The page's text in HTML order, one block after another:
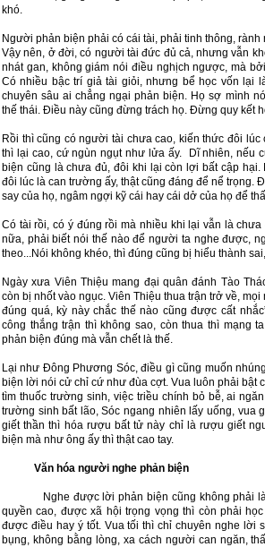
khó.
Người phản biện phải có cái tài, phải tinh thông,
Vậy nên, ở đời, có người tài đức đủ cả, nhưng vẫn
nhát gan, không giám nói điều nghịch ngược, mà
Có nhiều bậc trí giả tài giỏi, nhưng bể học vốn lại
chuyên sâu ai chẳng ngại phản biện. Họ sợ mình
thế thái. Điều này cũng đừng trách họ. Đừng quy kết
Rồi thì cũng có người tài chưa cao, kiến thức đôi
thì lại cao, cứ ngùn ngụt như lửa ấy. Dĩ nhiên, nếu
biện cũng là chưa đủ, đôi khi lại còn lợi bất cập hại.
đôi lúc là can trường ấy, thật cũng đáng để nể trọng.
say của họ, ngâm ngợi kỹ cái hay cái dở của họ để
Có tài rồi, có ý đúng rồi mà nhiều khi lại vẫn là
nữa, phải biết nói thế nào để người ta nghe được,
theo...Nói không khéo, thì đúng cũng bị hiểu thành
Ngày xưa Viên Thiệu mang đại quân đánh Tào
còn bị nhốt vào ngục. Viên Thiệu thua trận trở về,
đúng quá, kỳ này chắc thế nào cũng được cất
công thắng trận thì không sao, còn thua thì mạng
phản biện đúng mà vẫn chết là thế.
Lại như Đông Phương Sóc, điều gì cũng muốn
biện lời nói cử chỉ cứ như đùa cợt. Vua luôn phải bật
tìm thuốc trường sinh, việc triều chính bỏ bễ, ai
trường sinh bất lão, Sóc ngang nhiên lấy uống, vua
giết thần thì hóa rượu bất tử này chỉ là rượu giết
biện mà như ông ấy thì thật cao tay.
Văn hóa người nghe phản biện
Nghe được lời phản biện cũng không phải là
quyền cao, được xã hội trọng vọng thì còn phải
được điều hay ý tốt. Vua tối thì chỉ chuyên nghe lời
bụng, không bằng lòng, xa cách người can ngăn,